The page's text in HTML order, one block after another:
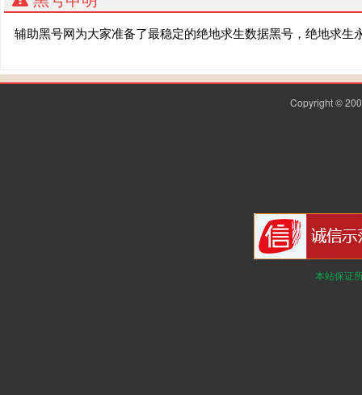
辅助黑号网为大家准备了最稳定的绝地求生数据黑号，绝地求
Copyright ©
本站保证